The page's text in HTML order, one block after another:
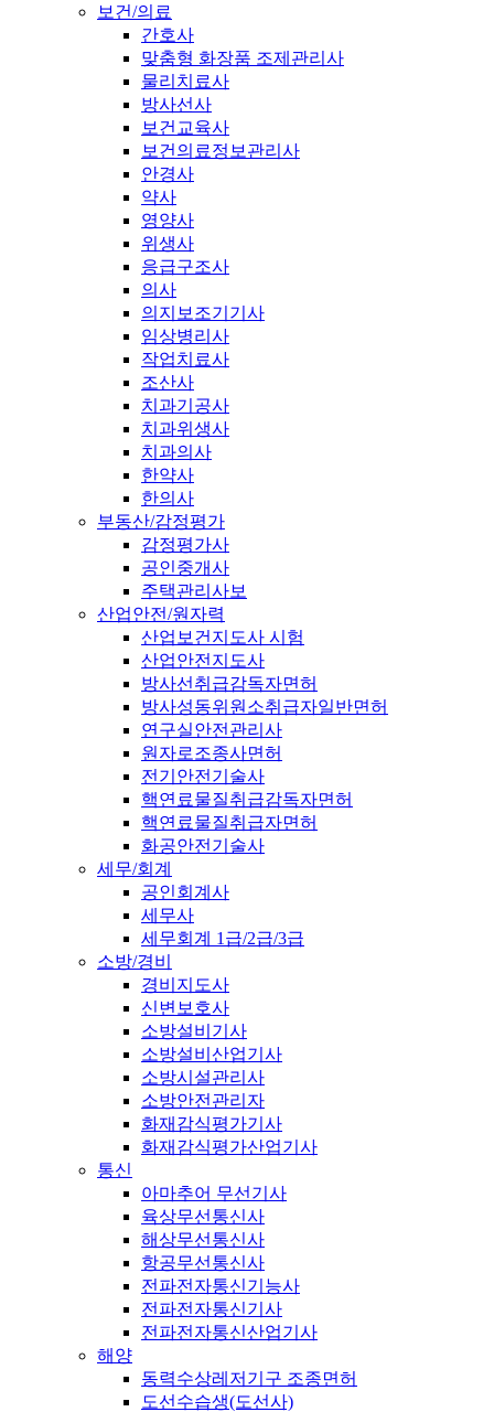
보건/의료
간호사
맞춤형 화장품 조제관리사
물리치료사
방사선사
보건교육사
보건의료정보관리사
안경사
약사
영양사
위생사
응급구조사
의사
의지보조기기사
임상병리사
작업치료사
조산사
치과기공사
치과위생사
치과의사
한약사
한의사
부동산/감정평가
감정평가사
공인중개사
주택관리사보
산업안전/원자력
산업보건지도사 시험
산업안전지도사
방사선취급감독자면허
방사성동위원소취급자일반면허
연구실안전관리사
원자로조종사면허
전기안전기술사
핵연료물질취급감독자면허
핵연료물질취급자면허
화공안전기술사
세무/회계
공인회계사
세무사
세무회계 1급/2급/3급
소방/경비
경비지도사
신변보호사
소방설비기사
소방설비산업기사
소방시설관리사
소방안전관리자
화재감식평가기사
화재감식평가산업기사
통신
아마추어 무선기사
육상무선통신사
해상무선통신사
항공무선통신사
전파전자통신기능사
전파전자통신기사
전파전자통신산업기사
해양
동력수상레저기구 조종면허
도선수습생(도선사)